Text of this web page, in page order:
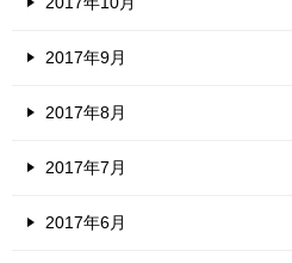
2017年9月
2017年8月
2017年7月
2017年6月